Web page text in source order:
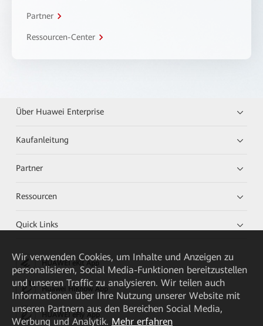
Partner
Ressourcen-Center
Über Huawei Enterprise
Kaufanleitung
Partner
Ressourcen
Quick Links
HUAWEI eKit App
Huawei HiKnow App
HUAWEI eFly App
Wir verwenden Cookies, um Inhalte und Anzeigen zu
personalisieren, Social Media-Funktionen bereitzustellen
und unseren Traffic zu analysieren. Wir teilen auch
Informationen über Ihre Nutzung unserer Website mit
unseren Partnern aus den Bereichen Social Media,
Werbung und Analytik. Mehr erfahren